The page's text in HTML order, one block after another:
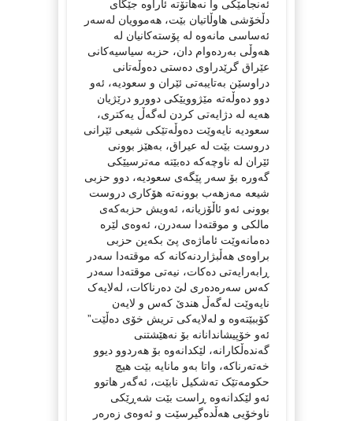
ئەنجامێکی وا نەهاتۆتە ئاراوە جێگای
دڵخۆشی هاوڵاتیان بێت، هەموویان لەسەر
ئەساسی مانەوە لە پۆستەکانیان لە
هەوڵی بەردەوام دان، حزبە سیاسیەکانی
عێراق گرێدراوی دەستی دەوڵەتانی
دراوسێن بەتایبەتی ئێران و سعودیە، ئەو
دوو دەوڵەتە مێژوویێکی دوورو درێژیان
هەیە لە دژایەتی کردن لەگەڵ یەکتری،
سعودیە نایەوێت دەوڵەتێکی شیعی ئێرانی
دروست بێت لە عیراق، بەهێز بوونی
ئێران لە ناوچەکە دەبێتە مەترسیێکی
گەورە بۆ سەر پێگەی سعودیە، دوو حزبی
شیعە مەزهەب بوونەتە هۆکاری دروست
بوونی ئەو ئاڵۆزیانە، ئەویش حزبەکەی
مالکی و موقتەدا سەدرن، ئەوەی لێرە
دەمانەوێت ئاماژەی پێ بکەین حزبی
براوەی هەڵبژاردنەکانە کە موقتەدا سەدر
ڕابەرایەتی دەکات، نیەتی موقتەدا سەدر
کەس سەرەدەری لێ دەرناکات، لەلایەک
نایەوێت لەگەڵ هندێ کەس و لایەن
کۆببێتەوە و لەلایەکی تریش خۆی دەڵێت”
ئەو خۆپیشاندانانە بۆ نەهێشتنی
گەندەڵکارانە، لێکدانەوە بۆ هەردوو دیوو
خەتەرناکە، واتا بەو مانایە بێت هیچ
حکومەتێک تەشکیل نابێت، ئەگەر هاتوو
ئەو لێکدانەوە ڕاست بێت شەڕێکی
ناوخۆیی هەڵدەگیرسێت و ئەوەی زەرەر